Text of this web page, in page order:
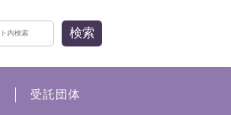
検索
受託団体